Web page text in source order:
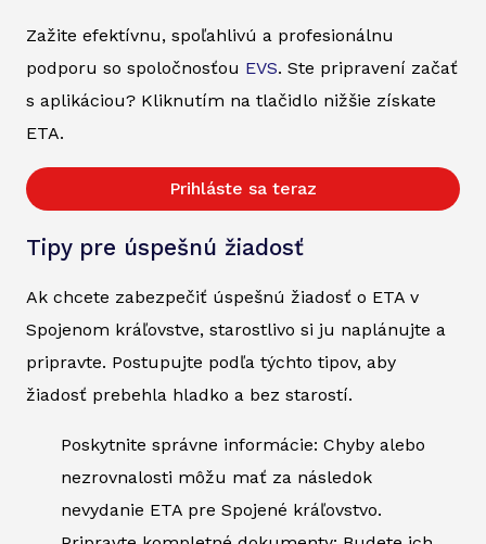
Zažite efektívnu, spoľahlivú a profesionálnu
podporu so spoločnosťou EVS. Ste pripravení začať
s aplikáciou? Kliknutím na tlačidlo nižšie získate
ETA.
Prihláste sa teraz
Tipy pre úspešnú žiadosť
Ak chcete zabezpečiť úspešnú žiadosť o ETA v
Spojenom kráľovstve, starostlivo si ju naplánujte a
pripravte. Postupujte podľa týchto tipov, aby
žiadosť prebehla hladko a bez starostí.
Poskytnite správne informácie: Chyby alebo
nezrovnalosti môžu mať za následok
nevydanie ETA pre Spojené kráľovstvo.